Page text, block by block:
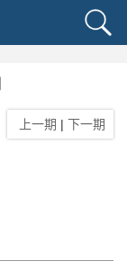
上一期 | 下一期